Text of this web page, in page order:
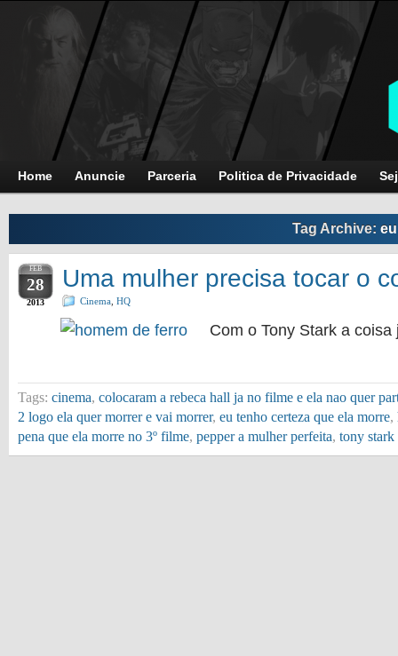
Home Anuncie Parceria Politica de Privacidade
Tag Archive:
FEB
28
2013
Uma mulher precisa tocar o
Cinema HQ
Com o Tony Stark a
Tags: cinema, colocaram a rebeca hall ja no filme e ela nao quer
2 logo ela quer morrer e vai morrer, eu tenho certeza que ela morre,
pena que ela morre no 3º filme, pepper a mulher perfeita, tony stark